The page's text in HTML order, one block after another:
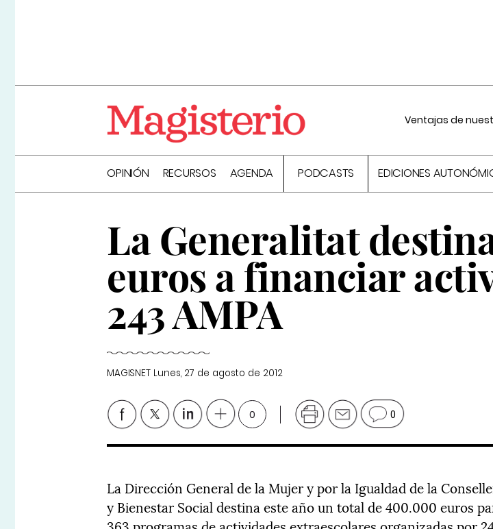
Ventajas de
OPINIÓN RECURSOS AGENDA PODCASTS EDICIONES
La Generalitat
euros a financiar
243 AMPA
MAGISNET Lunes, 27 de agosto de 2012
0 0
La Dirección General de la Mujer y por la Igualdad de la
y Bienestar Social destina este año un total de 400.000 euros